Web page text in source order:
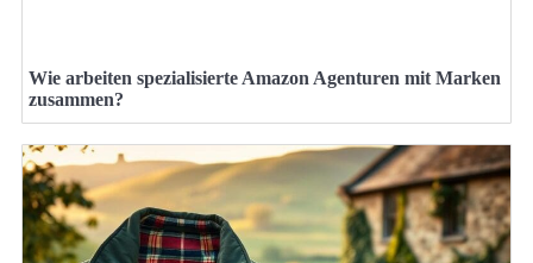
Wie arbeiten spezialisierte Amazon Agenturen mit Marken
zusammen?